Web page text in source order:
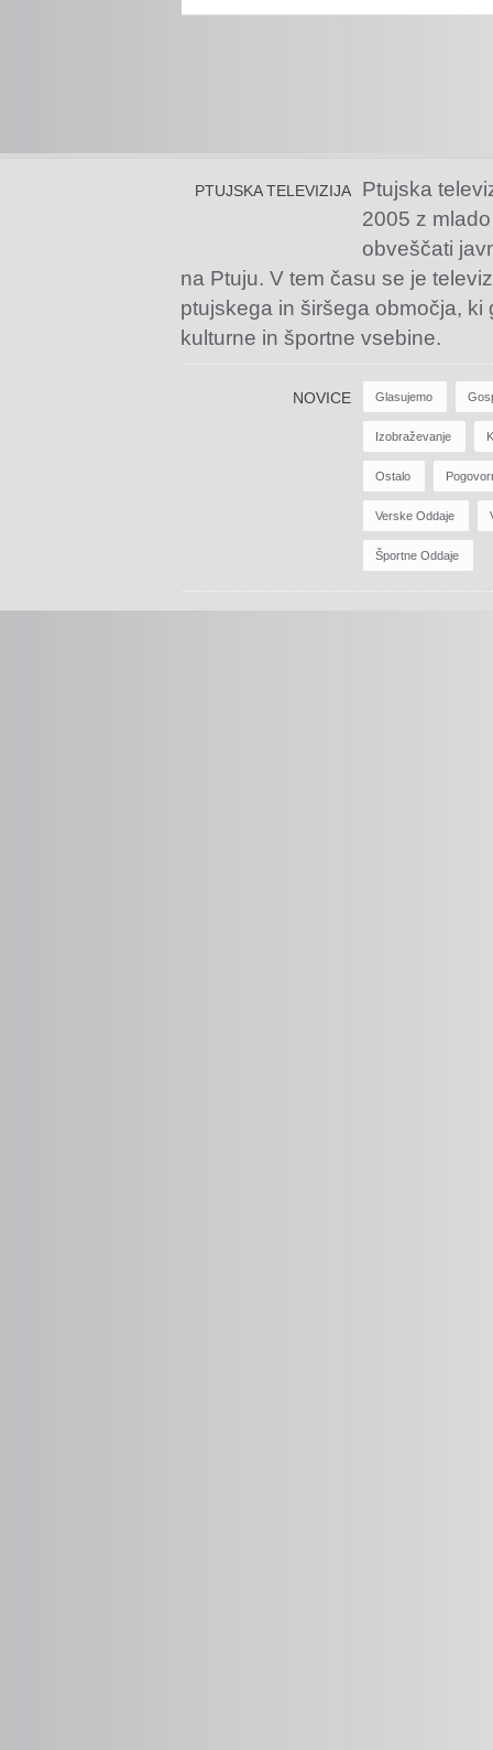
PTUJSKA TELEVIZIJA
Ptujska
2005 z
obveščati
na Ptuju. V tem času se je
ptujskega in širšega območja,
kulturne in športne vsebine.
NOVICE Glasujemo
Izobraževanje
Ostalo
Verske Oddaje
Športne Oddaje